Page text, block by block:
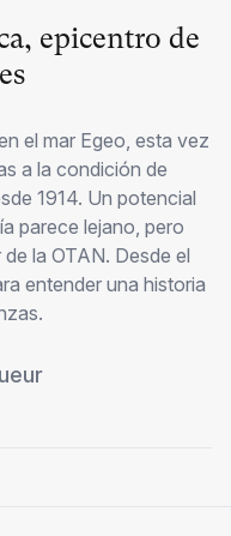
epicentro de
el mar Egeo, esta vez
a la condición de
1914. Un potencial
parece lejano, pero
la OTAN. Desde el
entender una historia